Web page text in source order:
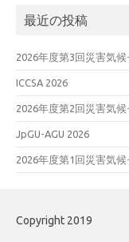
イ最近の投稿
2026年度第3回災害気候
ICCSA 2026
2026年度第2回災害気候
JpGU-AGU 2026
2026年度第1回災害気候
Copyright 2019